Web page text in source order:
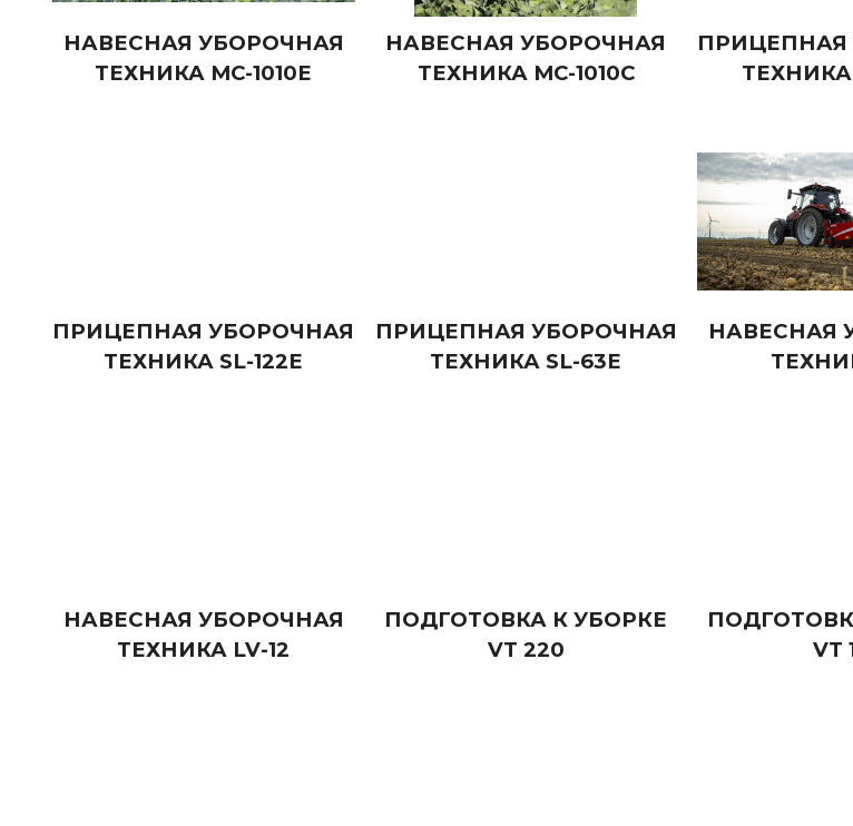
НАВЕСНАЯ УБОРОЧНАЯ
ТЕХНИКА MC-1010E
НАВЕСНАЯ УБОРОЧНАЯ
ТЕХНИКА MC-1010C
ПРИЦЕПНАЯ
ТЕХНИКА
ПРИЦЕПНАЯ УБОРОЧНАЯ
ТЕХНИКА SL-122E
ПРИЦЕПНАЯ УБОРОЧНАЯ
ТЕХНИКА SL-63E
НАВЕСНАЯ
НАВЕСНАЯ УБОРОЧНАЯ
ТЕХНИКА LV-12
ПОДГОТОВКА К УБОРКЕ
VT 220
VT